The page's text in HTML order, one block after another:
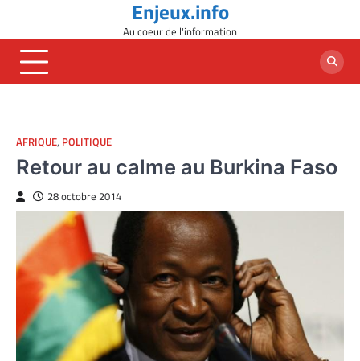
content
Enjeux.info
Au coeur de l'information
AFRIQUE, POLITIQUE
Retour au calme au Burkina Faso
28 octobre 2014